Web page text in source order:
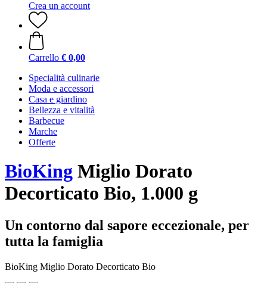
Crea un account
Carrello € 0,00
Specialità culinarie
Moda e accessori
Casa e giardino
Bellezza e vitalità
Barbecue
Marche
Offerte
BioKing Miglio Dorato
Decorticato Bio, 1.000 g
Un contorno dal sapore eccezionale, per
tutta la famiglia
BioKing Miglio Dorato Decorticato Bio